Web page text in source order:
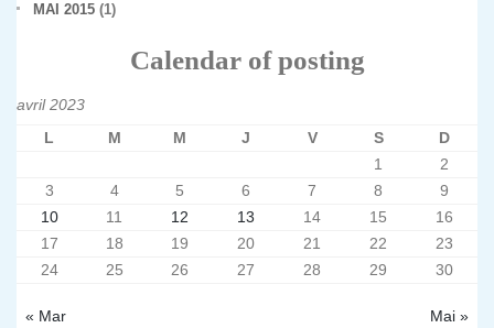
MAI 2015 (1)
Calendar of posting
avril 2023
L
M M J V S D
« Mar Mai »
1
2
3
4 5 6 7 8
9
10
11 12 13 14 15
16
17
18 19 20 21 22
23
24
25 26 27 28 29 30